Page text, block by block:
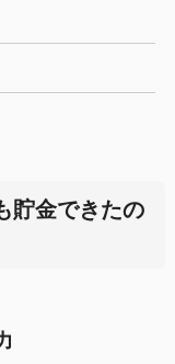
貯金できたの